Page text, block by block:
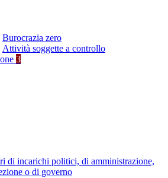
Burocrazia zero
Attività soggette a controllo
3
di incarichi politici, di amministrazione,
o di governo